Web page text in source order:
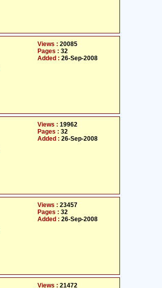
Views : 20085
Pages : 32
Added : 26-Sep-2008
Views : 19962
Pages : 32
Added : 26-Sep-2008
Views : 23457
Pages : 32
Added : 26-Sep-2008
Views : 21472